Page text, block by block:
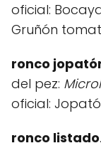
oficial:
Gruñón
ronco
del pez:
oficial:
ronco listado